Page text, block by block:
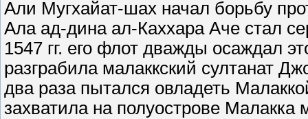
Али Мугхайат-шах начал борьбу
Ала ад-дина ал-Каххара Аче стал
1547 гг. его флот дважды осаждал
разграбила малаккский султанат
два раза пытался овладеть
захватила на полуострове Малакка